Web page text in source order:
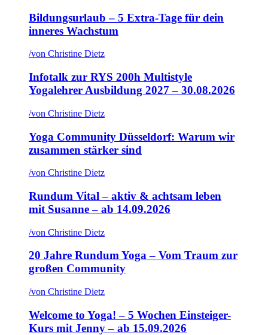
Bildungsurlaub – 5 Extra-Tage für dein
inneres Wachstum
/von Christine Dietz
Infotalk zur RYS 200h Multistyle
Yogalehrer Ausbildung 2027 – 30.08.2026
/von Christine Dietz
Yoga Community Düsseldorf: Warum wir
zusammen stärker sind
/von Christine Dietz
Rundum Vital – aktiv & achtsam leben
mit Susanne – ab 14.09.2026
/von Christine Dietz
20 Jahre Rundum Yoga – Vom Traum zur
großen Community
/von Christine Dietz
Welcome to Yoga! – 5 Wochen Einsteiger-
Kurs mit Jenny – ab 15.09.2026